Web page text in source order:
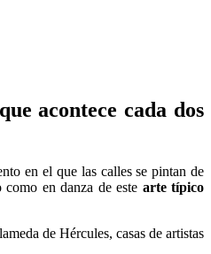
acontece cada dos
en el que las calles se pintan de
en danza de este arte típico
de Hércules, casas de artistas